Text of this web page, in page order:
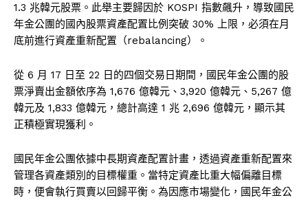
1.3 兆韓元股票。此舉主要歸因於 KOSPI 指數飆升，導致國民
年金公團的國內股票資產配置比例突破 30% 上限，必須在月
底前進行資產重新配置（rebalancing）。
從 6 月 17 日至 22 日的四個交易日期間，國民年金公團的股
票淨賣出金額依序為 1,676 億韓元、3,920 億韓元、5,267 億
韓元及 1,833 億韓元，總計高達 1 兆 2,696 億韓元，顯示其
正積極實現獲利。
國民年金公團依據中長期資產配置計畫，透過資產重新配置來
管理各資產類別的目標權重。當特定資產比重大幅偏離目標
時，便會執行買賣以回歸平衡。為因應市場變化，國民年金公